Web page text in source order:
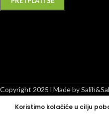
Copyright 2025 l Made by
Koristimo kolačiće u cilju